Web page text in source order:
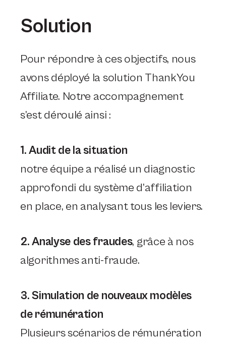
Solution
Pour répondre à ces objectifs, nous
avons déployé la solution ThankYou
Affiliate. Notre accompagnement
s’est déroulé ainsi :
1. Audit de la situation
notre équipe a réalisé un diagnostic
approfondi du système d’affiliation
en place, en analysant tous les leviers.
2. Analyse des fraudes, grâce à nos
algorithmes anti-fraude.
3. Simulation de nouveaux modèles
de rémunération
Plusieurs scénarios de rémunération